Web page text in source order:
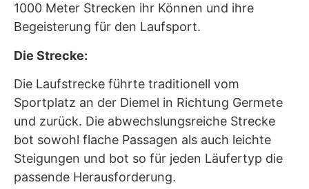
1000 Meter Strecken ihr Können und ihre
Begeisterung für den Laufsport.
Die Strecke:
Die Laufstrecke führte traditionell vom
Sportplatz an der Diemel in Richtung Germete
und zurück. Die abwechslungsreiche Strecke
bot sowohl flache Passagen als auch leichte
Steigungen und bot so für jeden Läufertyp die
passende Herausforderung.